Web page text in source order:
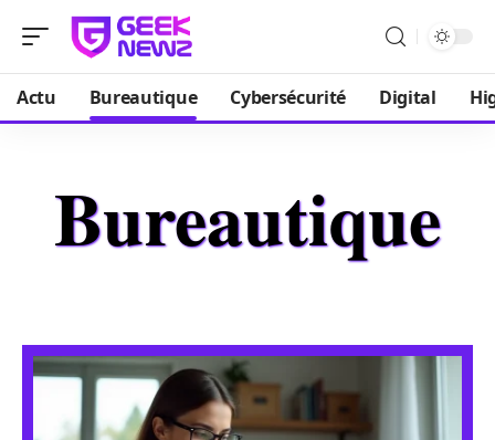
Actu Bureautique Cybersécurité Digital
Bureautique